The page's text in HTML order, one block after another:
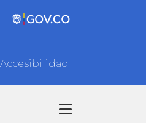
Accesibilidad